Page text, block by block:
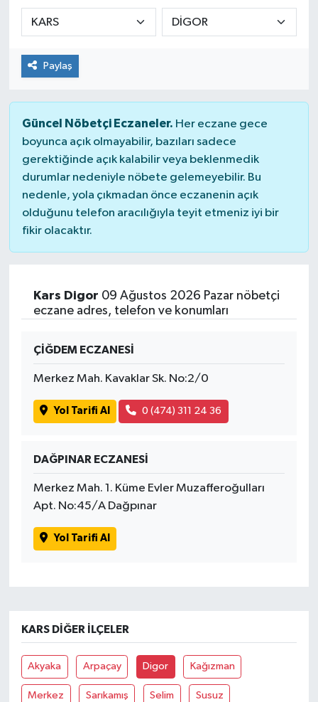
Paylaş
Güncel Nöbetçi Eczaneler. Her eczane gece
boyunca açık olmayabilir, bazıları sadece
gerektiğinde açık kalabilir veya beklenmedik
durumlar nedeniyle nöbete gelemeyebilir. Bu
nedenle, yola çıkmadan önce eczanenin açık
olduğunu telefon aracılığıyla teyit etmeniz iyi bir
fikir olacaktır.
Kars Digor 09 Ağustos 2026 Pazar nöbetçi
eczane adres, telefon ve konumları
ÇİĞDEM ECZANESİ
Merkez Mah. Kavaklar Sk. No:2/0
Yol Tarifi Al 0 (474) 311 24 36
DAĞPINAR ECZANESİ
Merkez Mah. 1. Küme Evler Muzafferoğulları
Apt. No:45/A Dağpınar
Yol Tarifi Al
KARS DIĞER İLÇELER
Akyaka Arpaçay Digor Kağızman
Merkez Sarıkamış Selim Susuz